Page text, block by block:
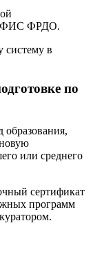
ФИС ФРДО.
систему в
по
образования,
или среднего
сертификат
программ